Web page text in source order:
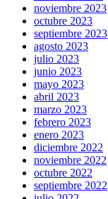
noviembre 2023
octubre 2023
septiembre 2023
agosto 2023
julio 2023
junio 2023
mayo 2023
abril 2023
marzo 2023
febrero 2023
enero 2023
diciembre 2022
noviembre 2022
octubre 2022
septiembre 2022